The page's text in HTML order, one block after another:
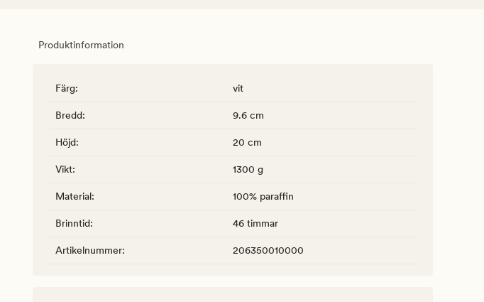
Produktinformation
Färg: vit
Bredd: 9.6 cm
Höjd: 20 cm
Vikt: 1300 g
Material: 100% paraffin
Brinntid: 46 timmar
Artikelnummer: 206350010000